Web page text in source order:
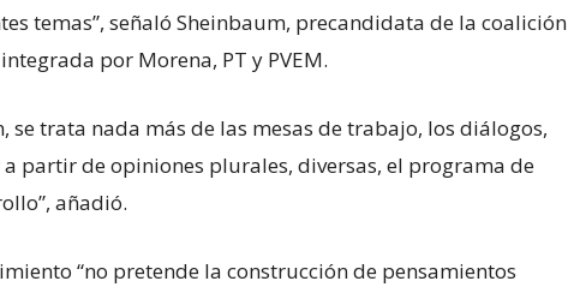
temas”, señaló Sheinbaum, precandidata de la coalición
por Morena, PT y PVEM.
se trata nada más de las mesas de trabajo, los diálogos,
partir de opiniones plurales, diversas, el programa de
añadió.
“no pretende la construcción de pensamientos